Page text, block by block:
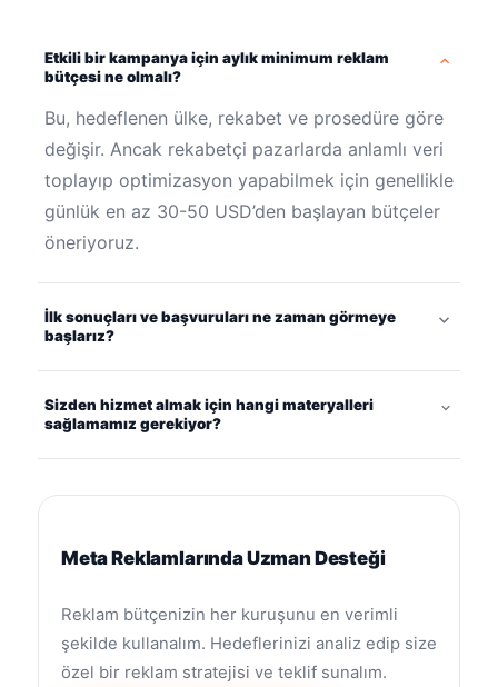
Etkili bir kampanya için aylık minimum reklam
bütçesi ne olmalı?
Bu, hedeflenen ülke, rekabet ve prosedüre göre
değişir. Ancak rekabetçi pazarlarda anlamlı veri
toplayıp optimizasyon yapabilmek için genellikle
günlük en az 30-50 USD’den başlayan bütçeler
öneriyoruz.
İlk sonuçları ve başvuruları ne zaman görmeye
başlarız?
Sizden hizmet almak için hangi materyalleri
sağlamamız gerekiyor?
Meta Reklamlarında Uzman Desteği
Reklam bütçenizin her kuruşunu en verimli
şekilde kullanalım. Hedeflerinizi analiz edip size
özel bir reklam stratejisi ve teklif sunalım.